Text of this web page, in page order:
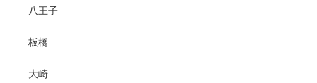
八王子
板橋
大崎